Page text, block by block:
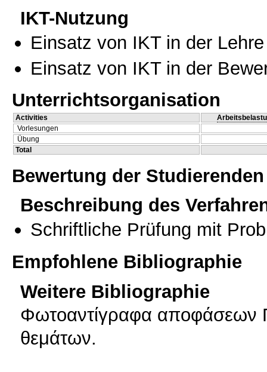
IKT-Nutzung
Einsatz von IKT in der Lehre
Einsatz von IKT in der
Unterrichtsorganisation
Activities
Vorlesungen
Übung
Total
Bewertung der Studierenden
Beschreibung des
Schriftliche Prüfung mit
Empfohlene Bibliographie
Weitere Bibliographie
Φωτοαντίγραφα αποφάσεων
θεμάτων.